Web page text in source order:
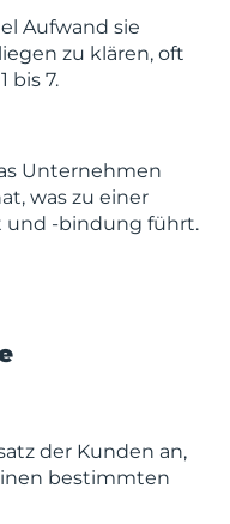
Aufwand sie
zu klären, oft
bis 7.
Unternehmen
was zu einer
und -bindung führt.
der Kunden an,
bestimmten